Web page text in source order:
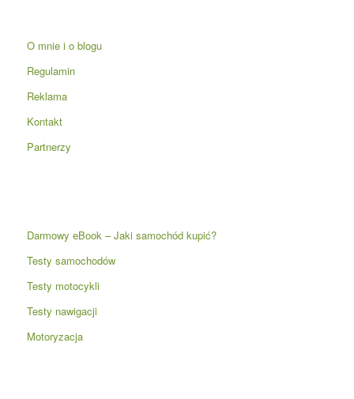
O mnie i o blogu
Regulamin
Reklama
Kontakt
Partnerzy
Darmowy eBook – Jaki samochód kupić?
Testy samochodów
Testy motocykli
Testy nawigacji
Motoryzacja